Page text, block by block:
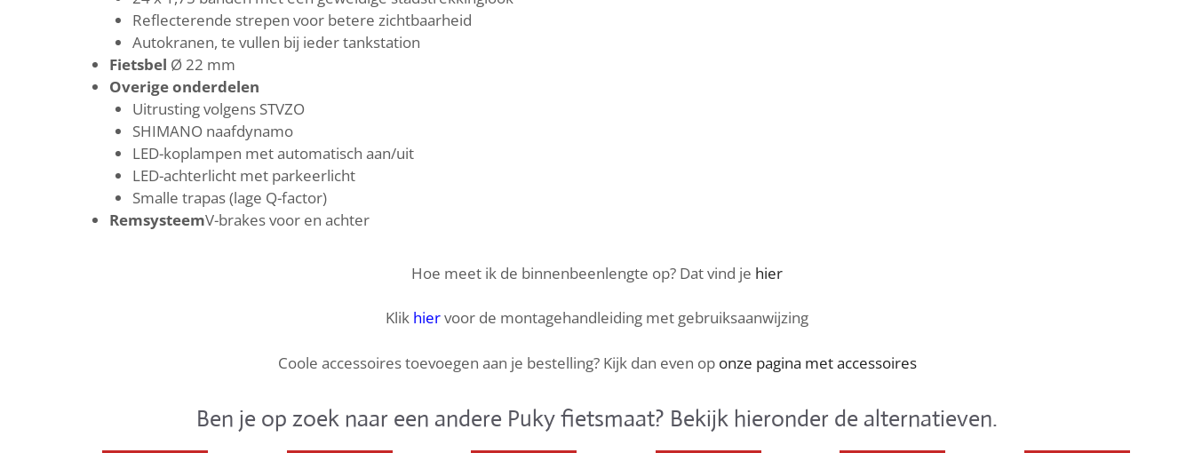
Reflecterende strepen voor betere zichtbaarheid
Autokranen, te vullen bij ieder tankstation
Fietsbel Ø 22 mm
Overige onderdelen
Uitrusting volgens STVZO
SHIMANO naafdynamo
LED-koplampen met automatisch aan/uit
LED-achterlicht met parkeerlicht
Smalle trapas (lage Q-factor)
RemsysteemV-brakes voor en achter
Hoe meet ik de binnenbeenlengte op? Dat vind je hier
Klik hiervoor de montagehandleiding met gebruiksaanwijzing
Coole accessoires toevoegen aan je bestelling? Kijk dan even op onze pagina met accessoires
Ben je op zoek naar een andere Puky fietsmaat? Bekijk hieronder de alternatieven.